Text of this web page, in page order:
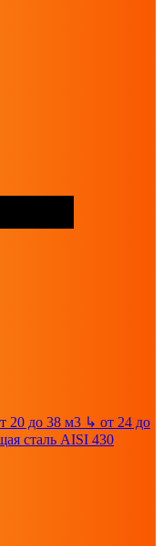
20 до 38 м3 ↳ от 24 до
сталь AISI 430